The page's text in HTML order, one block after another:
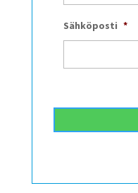
Sähköposti *